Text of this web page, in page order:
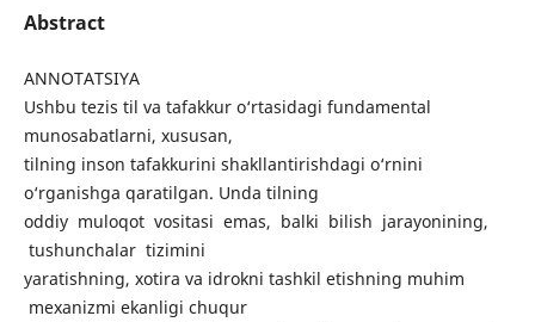
Abstract
ANNOTATSIYA
Ushbu tezis til va tafakkur o‘rtasidagi fundamental
munosabatlarni, xususan,
tilning inson tafakkurini shakllantirishdagi o‘rnini
o‘rganishga qaratilgan. Unda tilning
oddiy muloqot vositasi emas, balki bilish jarayonining,
tushunchalar tizimini
yaratishning, xotira va idrokni tashkil etishning muhim
mexanizmi ekanligi chuqur